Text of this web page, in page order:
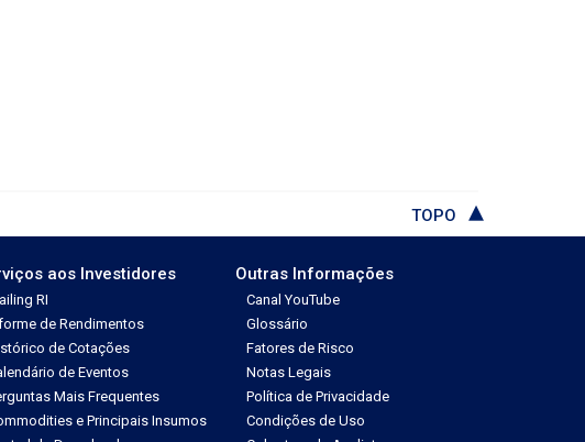
TOPO
aos Investidores
RI
de Rendimentos
de Cotações
de Eventos
Mais Frequentes
e Principais Insumos
Outras Informações
Canal YouTube
Glossário
Fatores de Risco
Notas Legais
Política de Privacidade
Condições de Uso